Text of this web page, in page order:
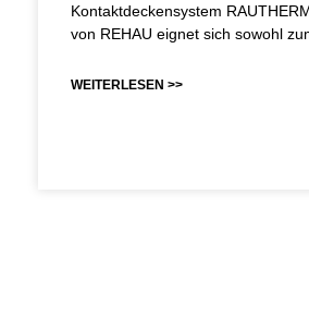
Kontaktdeckensystem
von REHAU eignet sich sowohl
WEITERLESEN >>